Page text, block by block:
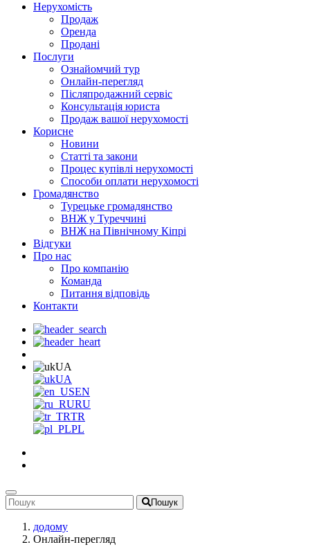
Нерухомість
Продаж
Оренда
Продані
Послуги
Ознайомчий тур
Онлайн-перегляд
Післяпродажний сервіс
Консультація юриста
Продаж вашої нерухомості
Корисне
Новини
Статті та закони
Процес купівлі нерухомості
Способи оплати нерухомості
Громадянство
Турецьке громадянство
ВНЖ у Туреччині
ВНЖ на Північному Кіпрі
Відгуки
Про нас
Про компанію
Команда
Питання відповідь
Контакти
UA
UA
EN
RU
TR
PL
Пошук
додому
Онлайн-перегляд